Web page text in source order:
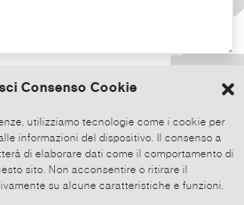
Consenso Cookie
utilizziamo tecnologie come i cookie per
informazioni del dispositivo. Il consenso a
di elaborare dati come il comportamento di
sito. Non acconsentire o ritirare il
su alcune caratteristiche e funzioni.
Copy the text
click and then
at a time to share